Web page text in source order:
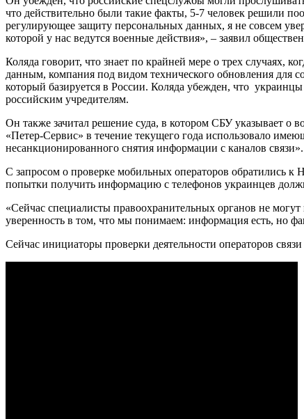
что действительно были такие факты, 5-7 человек решили
регулирующее защиту персональных данных, я не совсем
которой у нас ведутся военные действия», – заявил
Коляда говорит, что знает по крайней мере о трех случаях,
данным, компания под видом технического обновления для
который базируется в России. Коляда убежден, что
российским учредителям.
Он также зачитал решение суда, в котором СБУ указывает о
«Петер-Сервис» в течение текущего года использовало
несанкционированного снятия информации с каналов связи».
С запросом о проверке мобильных операторов обратились
попытки получить информацию с телефонов украинцев
«Сейчас специалисты правоохранительных органов не
уверенность в том, что мы понимаем: информация есть, но
Сейчас инициаторы проверки деятельности операторов